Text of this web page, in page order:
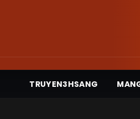
TRUYEN3HSANG